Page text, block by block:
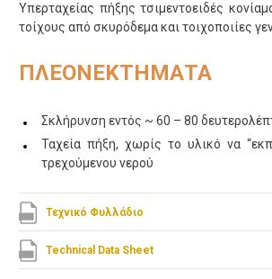
Υπερταχείας πήξης τσιμεντοειδές
τοίχους από σκυρόδεμα και τοιχοποιίες
ΠΛΕΟΝΕΚΤΗΜΑΤΑ
Σκλήρυνση εντός ~ 60 – 80
Ταχεία πήξη, χωρίς το υλικό να
τρεχούμενου νερού
Τεχνικό Φυλλάδιο
Technical Data Sheet